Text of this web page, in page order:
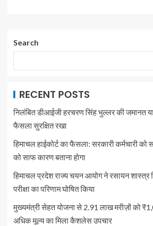
Search
RECENT POSTS
निलंबित डीआईजी हरचरण सिंह भुल्लर की जमानत
फैसला सुरक्षित रखा
हिमाचल हाईकोर्ट का फैसला: सरकारी कर्मचारी को
को साफ कारण बताना होगा
हिमाचल प्रदेश राज्य चयन आयोग ने रसायन शास्त्र
परीक्षा का परिणाम घोषित किया
मुख्यमंत्री सेहत योजना से 2.91 लाख मरीज़ों को
अधिक मूल्य का मिला कैशलेस उपचार